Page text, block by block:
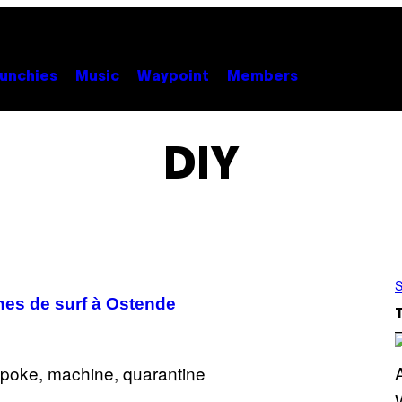
Music Waypoint Members
DIY
de surf à Ostende